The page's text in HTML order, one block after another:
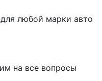
любой марки авто
на все вопросы